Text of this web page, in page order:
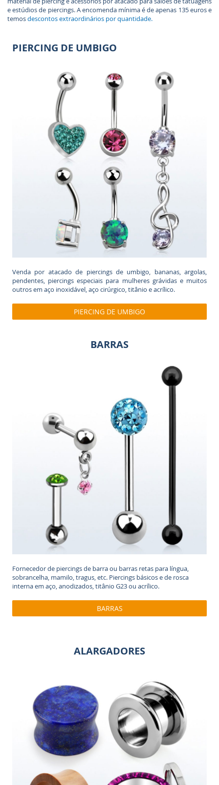
e estúdios de piercings. A encomenda mínima é de apenas 135 euros e
temosdescontos extraordinários por quantidade.
PIERCING DE UMBIGO
Venda por atacado de piercings de umbigo, bananas, argolas,
pendentes, piercings especiais para mulheres grávidas e muitos
outros em aço inoxidável, aço cirúrgico, titânio e acrílico.
PIERCING DE UMBIGO
BARRAS
Fornecedor de piercings de barra ou barras retas para língua,
sobrancelha, mamilo, tragus, etc. Piercings básicos e de rosca
interna em aço, anodizados, titânio G23 ou acrílico.
BARRAS
ALARGADORES